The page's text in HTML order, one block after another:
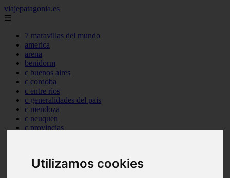
Utilizamos cookies
viajepatagonia.es
☰
7 maravillas del mundo
america
arena
benidorm
c buenos aires
c cordoba
c entre rios
c generalidades del pais
c mendoza
c neuquen
c provincias
c tucuman